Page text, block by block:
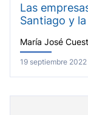
Las
Santiago y
María José
19 septiembre 2022